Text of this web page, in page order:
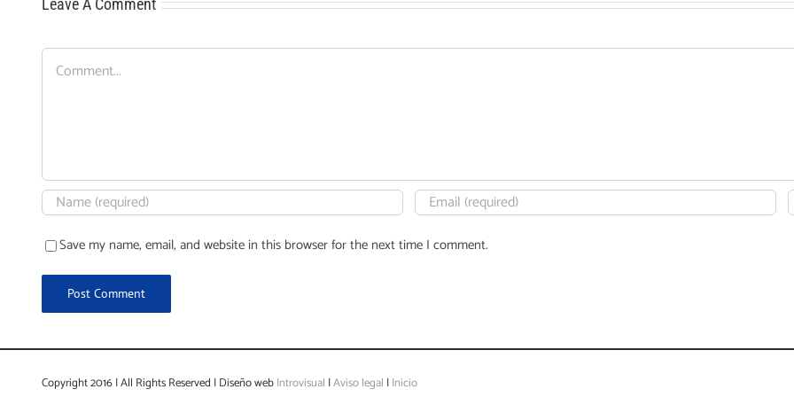
Leave A Comment
Comment
Save my name, email, and website in this browser for the next time I comment.
Copyright 2016 | All Rights Reserved | Diseño webIntrovisual |Aviso legal |Inicio